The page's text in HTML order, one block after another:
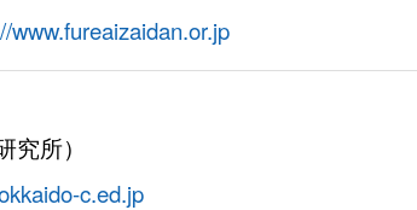
www.fureaizaidan.or.jp
究所）
c.ed.jp